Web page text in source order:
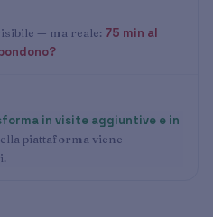
— ma reale: 75 min al
in visite aggiuntive e in
piattaforma viene